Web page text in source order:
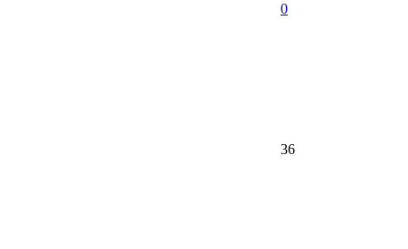
0
36